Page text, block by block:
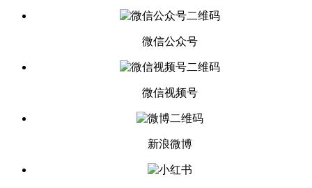
微信公众号
微信视频号
新浪微博